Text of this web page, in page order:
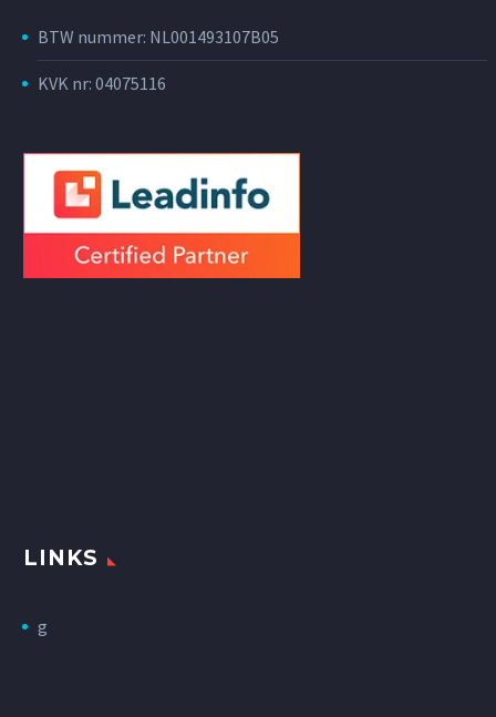
BTW nummer: NL001493107B05
KVK nr: 04075116
LINKS
g